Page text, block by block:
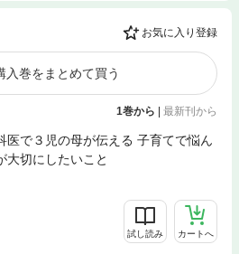
お気に入り登録
入巻をまとめて買う
1巻から | 最新刊から
医で３児の母が伝える 子育てで悩ん
大切にしたいこと
試し読み カートへ